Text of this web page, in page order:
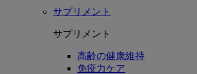
サプリメント
サプリメント
高齢の健康維持
免疫力ケア